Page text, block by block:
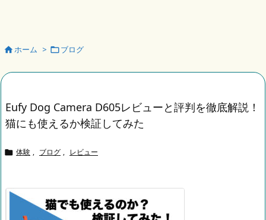
ホーム > ブログ
Eufy Dog Camera D605レビューと評判を徹底解説！
猫にも使えるか検証してみた
 体験 , ブログ , レビュー